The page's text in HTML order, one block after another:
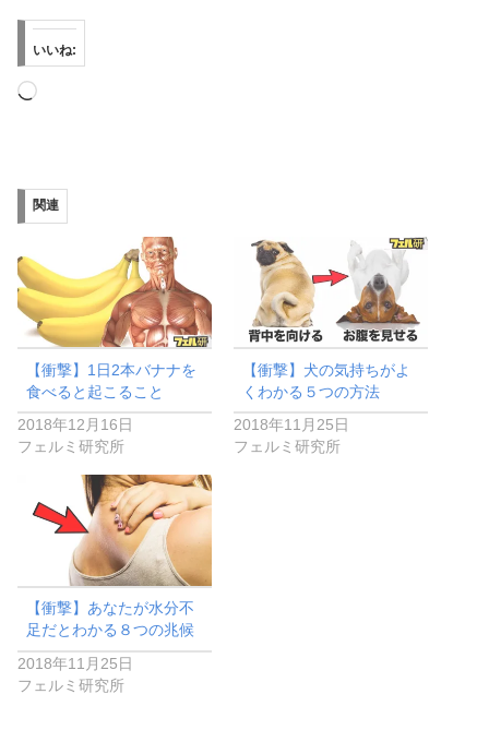
いいね:
読
み
中…
関連
【衝撃】1日2本バナナを
食べると起こること
2018年12月16日
フェルミ研究所
【衝撃】犬の気持ちがよ
くわかる５つの方法
2018年11月25日
フェルミ研究所
【衝撃】あなたが水分不
足だとわかる８つの兆候
2018年11月25日
フェルミ研究所